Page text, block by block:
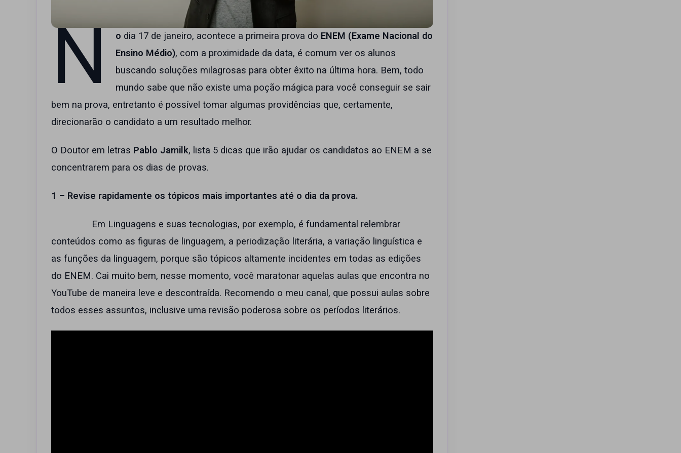
N o dia 17 de janeiro, acontece a primeira prova do ENEM (Exame Nacional do
Ensino Médio), com a proximidade da data, é comum ver os alunos
buscando soluções milagrosas para obter êxito na última hora. Bem, todo
mundo sabe que não existe uma poção mágica para você conseguir se sair
bem na prova, entretanto é possível tomar algumas providências que, certamente,
direcionarão o candidato a um resultado melhor.
O Doutor em letras Pablo Jamilk, lista 5 dicas que irão ajudar os candidatos ao ENEM a se
concentrarem para os dias de provas.
1 – Revise rapidamente os tópicos mais importantes até o dia da prova.
Em Linguagens e suas tecnologias, por exemplo, é fundamental relembrar
conteúdos como as figuras de linguagem, a periodização literária, a variação linguística e
as funções da linguagem, porque são tópicos altamente incidentes em todas as edições
do ENEM. Cai muito bem, nesse momento, você maratonar aquelas aulas que encontra no
YouTube de maneira leve e descontraída. Recomendo o meu canal, que possui aulas sobre
todos esses assuntos, inclusive uma revisão poderosa sobre os períodos literários.